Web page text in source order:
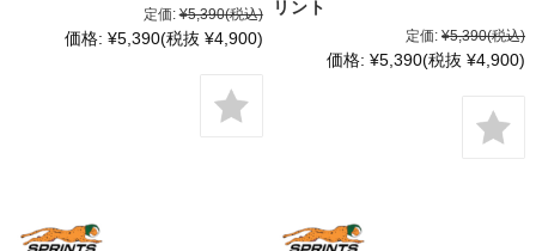
定価: ¥5,390(税込)
価格: ¥5,390(税抜 ¥4,900)
リント
定価: ¥5,390(税込)
価格: ¥5,390(税抜 ¥4,900)